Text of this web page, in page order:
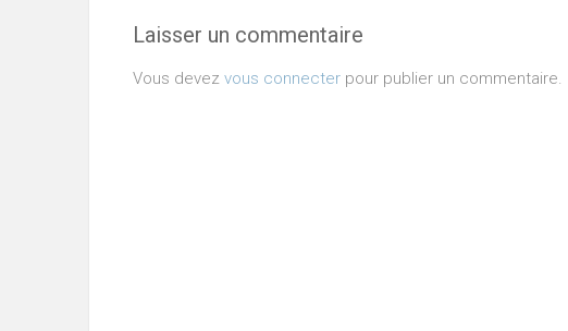
Laisser un commentaire
Vous devez vous connecter pour publier un commentaire.